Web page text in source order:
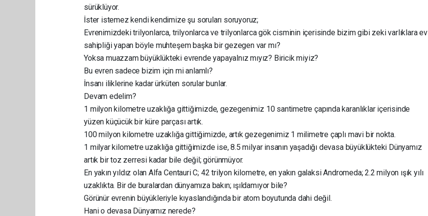
sürüklüyor.
İster istemez kendi kendimize şu soruları soruyoruz;
Evrenimizdeki trilyonlarca, trilyonlarca ve trilyonlarca gök cisminin içerisinde bizim gibi zeki varlıklara ev
sahipliği yapan böyle muhteşem başka bir gezegen var mı?
Yoksa muazzam büyüklükteki evrende yapayalnız mıyız? Biricik miyiz?
Bu evren sadece bizim için mi anlamlı?
İnsanı iliklerine kadar ürküten sorular bunlar.
Devam edelim?
1 milyon kilometre uzaklığa gittiğimizde, gezegenimiz 10 santimetre çapında karanlıklar içerisinde
yüzen küçücük bir küre parçası artık.
100 milyon kilometre uzaklığa gittiğimizde, artık gezegenimiz 1 milimetre çaplı mavi bir nokta.
1 milyar kilometre uzaklığa gittiğimizde ise, 8.5 milyar insanın yaşadığı devasa büyüklükteki Dünyamız
artık bir toz zerresi kadar bile değil; görünmüyor.
En yakın yıldız olan Alfa Centauri C; 42 trilyon kilometre, en yakın galaksi Andromeda; 2.2 milyon ışık yılı
uzaklıkta. Bir de buralardan dünyamıza bakın; ışıldamıyor bile?
Görünür evrenin büyükleriyle kıyaslandığında bir atom boyutunda dahi değil.
Hani o devasa Dünyamız nerede?